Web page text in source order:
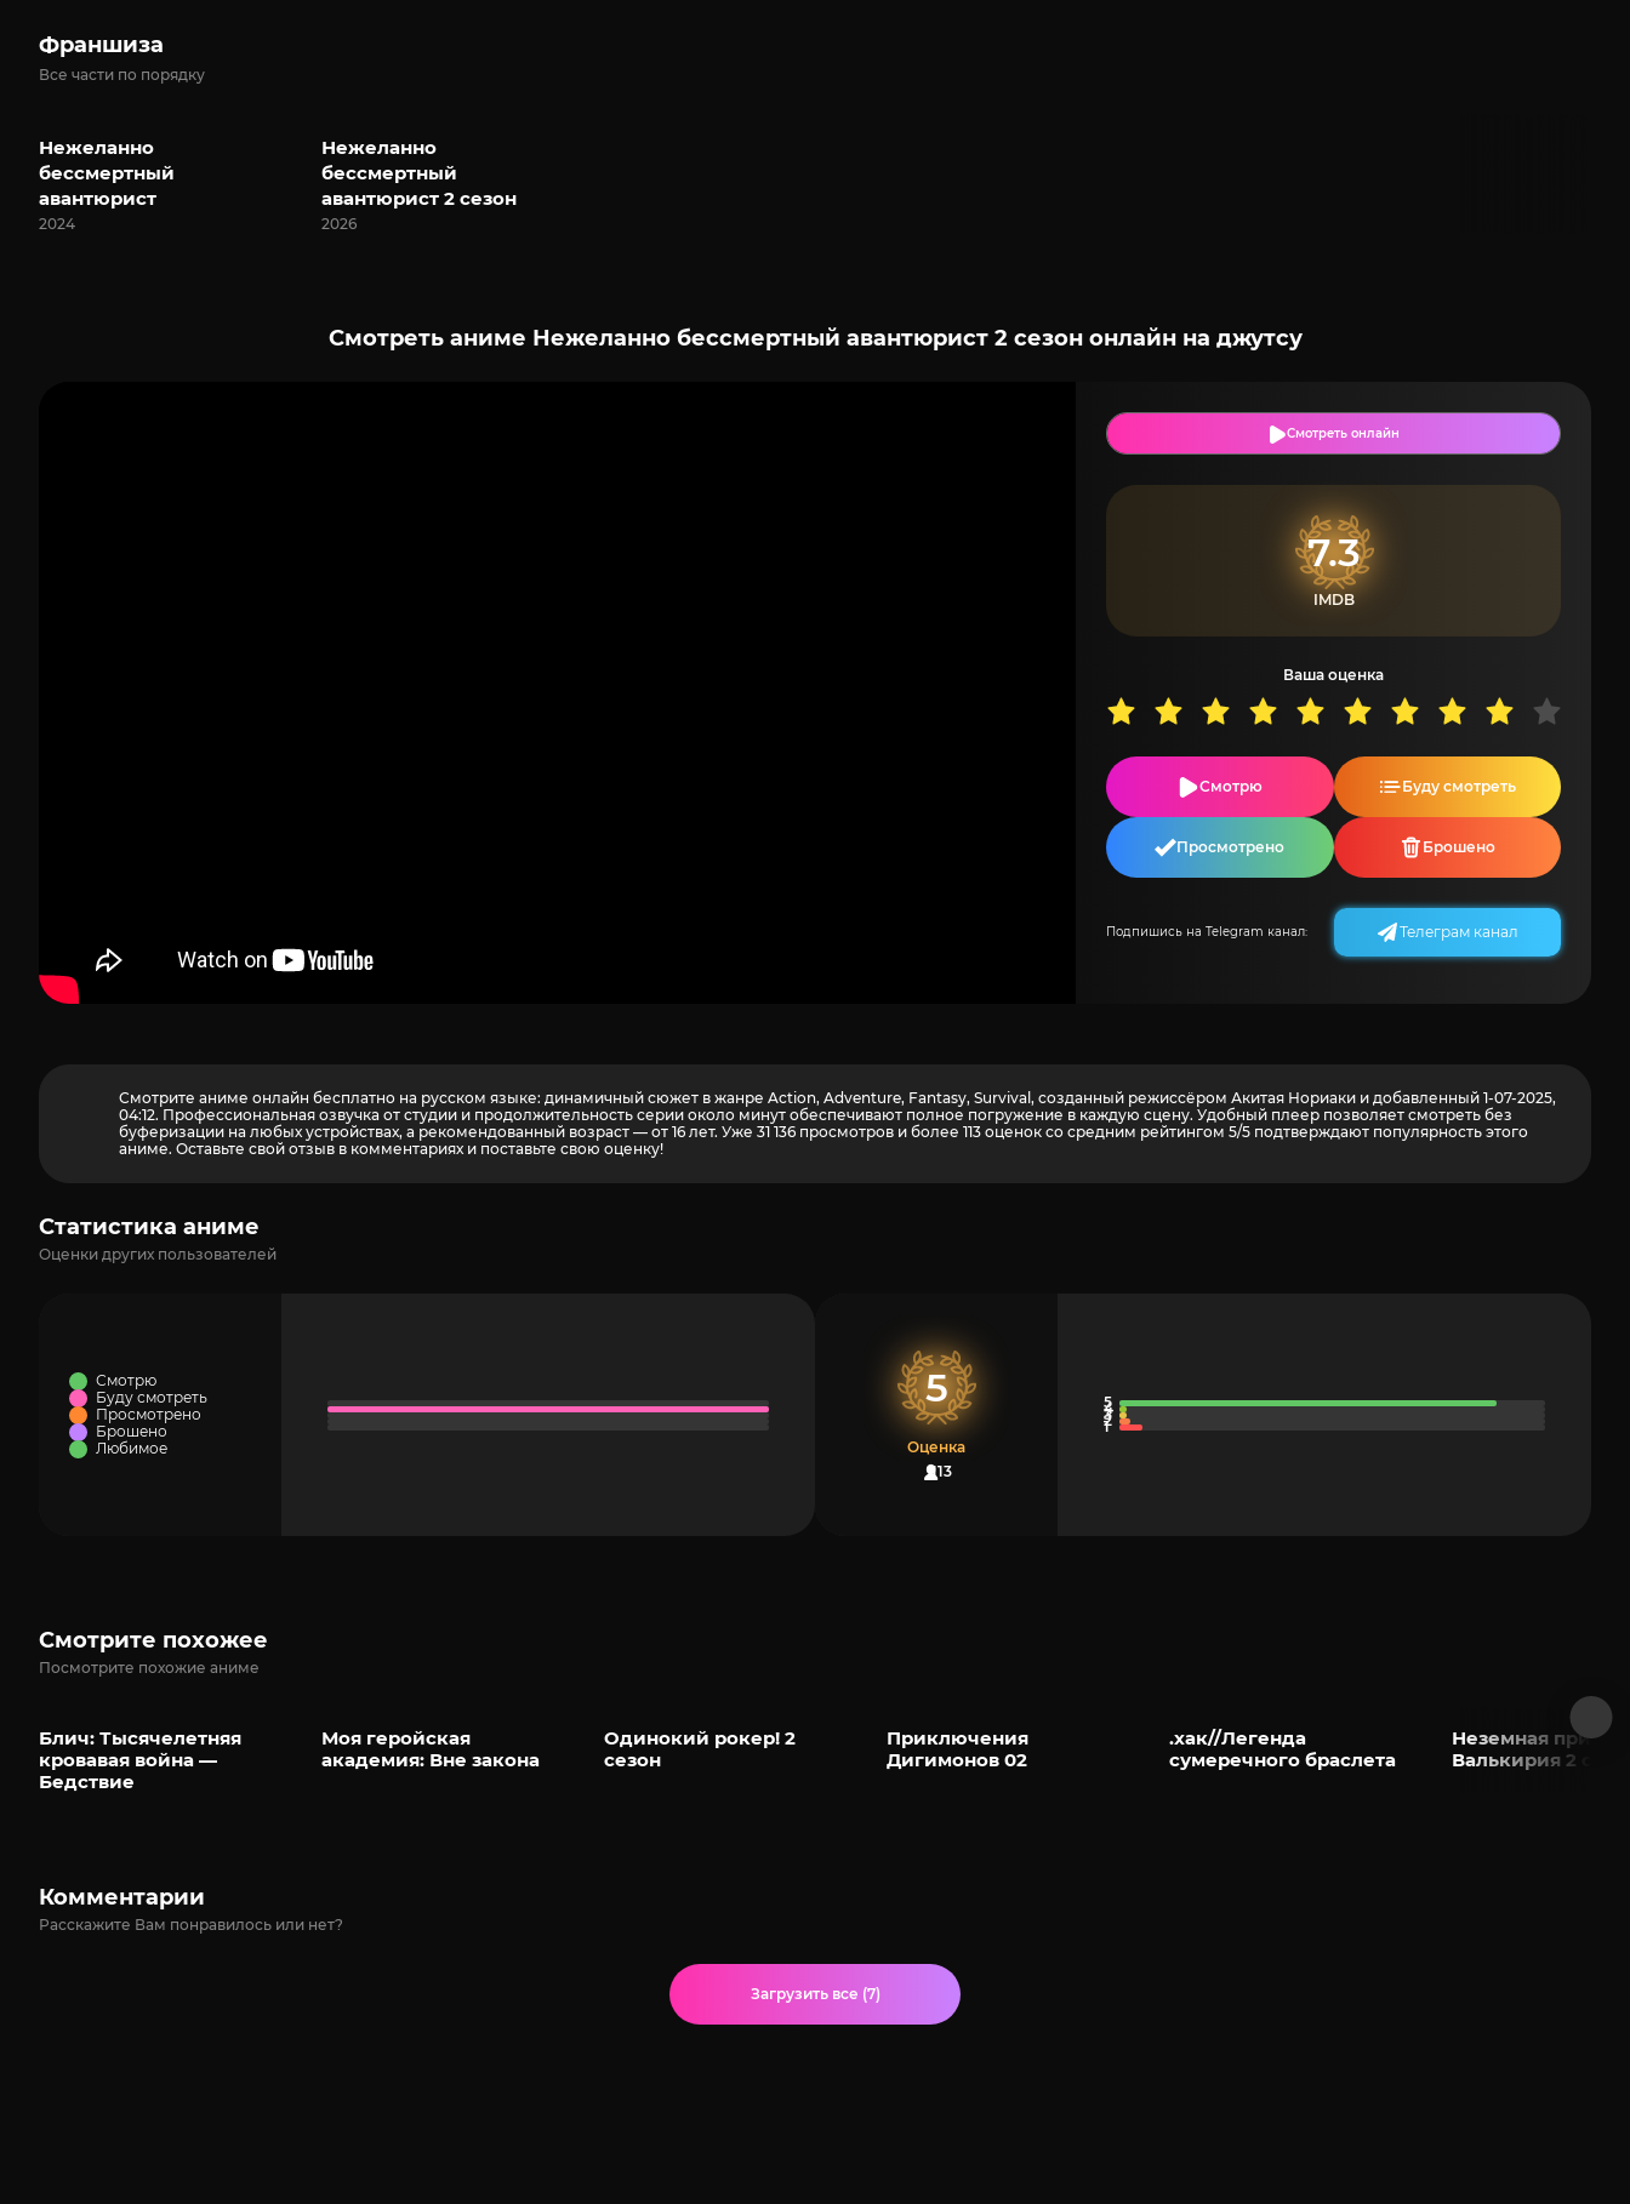
Франшиза
Все части по порядку
Нежеланно
бессмертный
авантюрист
2024
Нежеланно
бессмертный
авантюрист 2 сезон
2026
Смотреть аниме Нежеланно бессмертный авантюрист 2 сезон онлайн на джутсу
Смотреть онлайн
7.3
IMDB
Ваша оценка
Смотрю Буду смотреть
Просмотрено Брошено
Подпишись на Telegram канал: Телеграм канал
Смотрите аниме онлайн бесплатно на русском языке: динамичный сюжет в жанре Action, Adventure, Fantasy, Survival, созданный режиссёром Акитая Нориаки и добавленный 1-07-2025,
04:12. Профессиональная озвучка от студии и продолжительность серии около минут обеспечивают полное погружение в каждую сцену. Удобный плеер позволяет смотреть без
буферизации на любых устройствах, а рекомендованный возраст — от 16 лет. Уже 31 136 просмотров и более 113 оценок со средним рейтингом 5/5 подтверждают популярность этого
аниме. Оставьте свой отзыв в комментариях и поставьте свою оценку!
Статистика аниме
Оценки других пользователей
Смотрю
Буду смотреть
Просмотрено
Брошено
Любимое
5
Оценка
113
Смотрите похожее
Посмотрите похожие аниме
Блич: Тысячелетняя
кровавая война —
Бедствие
Моя геройская
академия: Вне закона
Одинокий рокер! 2
сезон
Приключения
Дигимонов 02
.хак//Легенда
сумеречного браслета
Неземная
Валькирия 2
Комментарии
Расскажите Вам понравилось или нет?
Загрузить все (7)